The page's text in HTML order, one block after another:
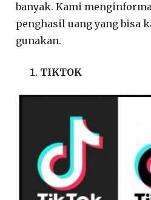
banyak. Kami
penghasil uang yang bisa
gunakan.
TIKTOK